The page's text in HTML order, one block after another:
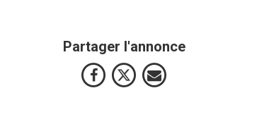
Partager l'annonce